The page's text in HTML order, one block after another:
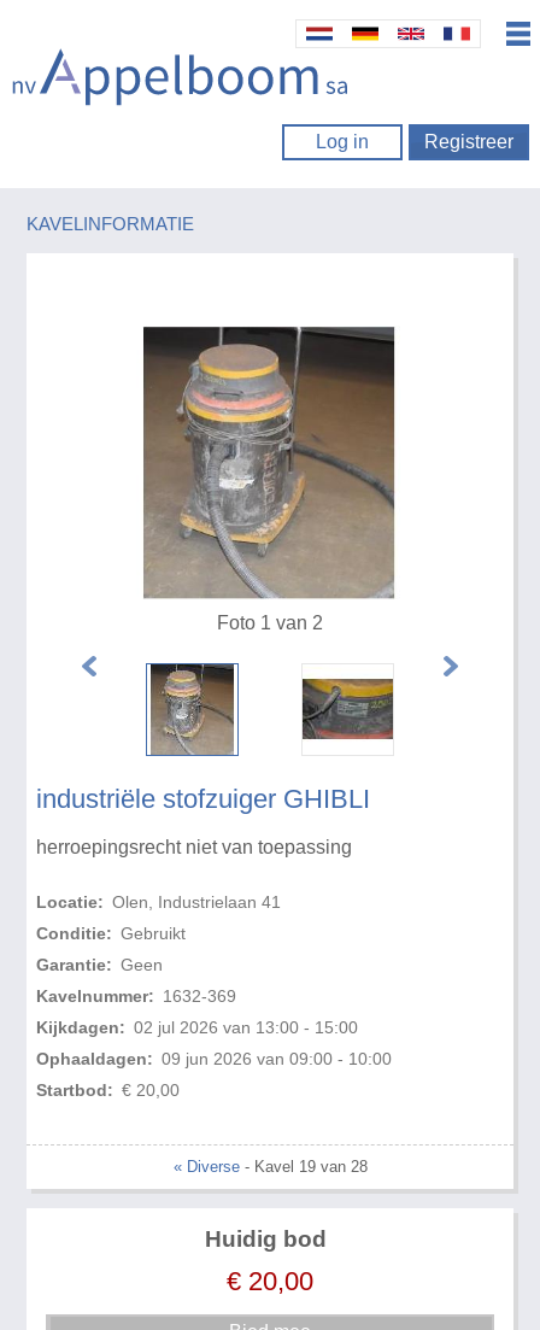
Log in Registreer
KAVELINFORMATIE
industriële stofzuiger GHIBLI
herroepingsrecht niet van toepassing
Locatie: Olen, Industrielaan 41
Conditie: Gebruikt
Garantie: Geen
Kavelnummer: 1632-369
Kijkdagen: 02 jul 2026 van 13:00 - 15:00
Ophaaldagen: 09 jun 2026 van 09:00 - 10:00
Startbod: € 20,00
Foto 1 van 2
« Diverse- Kavel 19 van 28
Huidig bod
€ 20,00